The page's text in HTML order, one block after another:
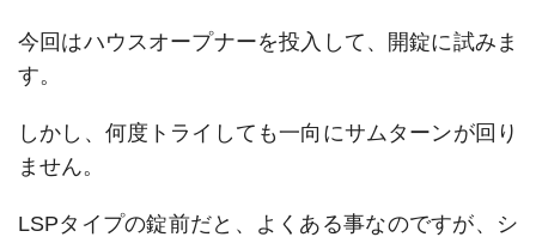
今回はハウスオープナーを投入して、開錠に試みま
す。
しかし、何度トライしても一向にサムターンが回り
ません。
LSPタイプの錠前だと、よくある事なのですが、シ